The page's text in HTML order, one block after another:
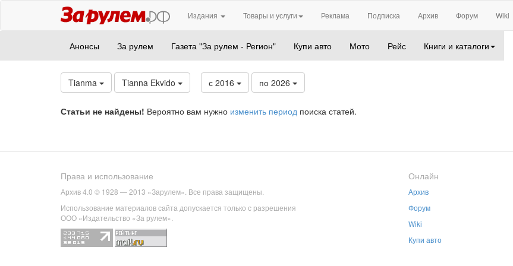
Издания Товары и услуги Реклама Подписка Архив Форум Wiki
Анонсы За рулем Газета "За рулем - Регион" Купи авто Мото Рейс Книги и каталоги
Tianma Tianna Ekvido с 2016 по 2026
Статьи не найдены! Вероятно вам нужно изменить период поиска статей.
Права и использование
Архив 4.0 © 1928 — 2013 «Зарулем». Все права защищены.
Использование материалов сайта допускается только с разрешения
ООО «Издательство «За рулем».
Онлайн
Архив
Форум
Wiki
Купи авто